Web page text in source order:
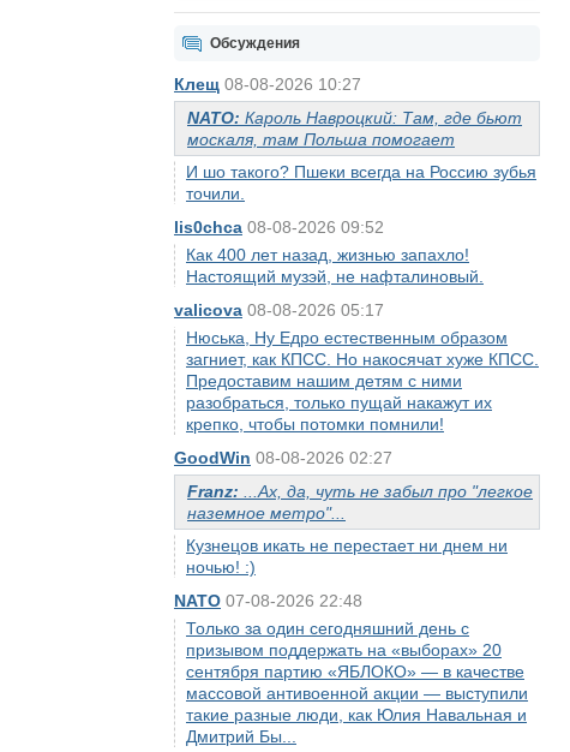
Обсуждения
Клещ 08-08-2026 10:27
NATO: Кароль Навроцкий: Там, где бьют
москаля, там Польша помогает
И шо такого? Пшеки всегда на Россию зубья
точили.
lis0chca 08-08-2026 09:52
Как 400 лет назад, жизнью запахло!
Настоящий музэй, не нафталиновый.
valicova 08-08-2026 05:17
Нюська, Ну Едро естественным образом
загниет, как КПСС. Но накосячат хуже КПСС.
Предоставим нашим детям с ними
разобраться, только пущай накажут их
крепко, чтобы потомки помнили!
GoodWin 08-08-2026 02:27
Franz:
...Ах, да, чуть не забыл про "легкое
наземное метро"...
Кузнецов икать не перестает ни днем ни
ночью! :)
NATO 07-08-2026 22:48
Только за один сегодняшний день с
призывом поддержать на «выборах» 20
сентября партию «ЯБЛОКО» — в качестве
массовой антивоенной акции — выступили
такие разные люди, как Юлия Навальная и
Дмитрий Бы...